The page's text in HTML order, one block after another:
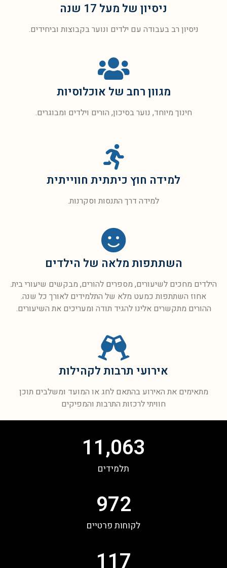
ניסיון של מעל 17 שנה
ניסיון רב בעבודה עם ילדים ונוער בקבוצות וביחידים.
מגוון רחב של אוכלוסיות
חינוך מיוחד, נוער בסיכון, הורים וילדים ומבוגרים.
למידה חוץ כיתתית חווייתית
למידה דרך התנסות וסקרנות.
השתתפות מלאה של הילדים
הילדים מחכים לשיעורים, מספרים להורים, מבקשים שיעורי בית.
אחוז השתתפות כמעט מלא של התלמידים לאורך כל שנה.
ההורים מתקשרים אלינו להגיד תודה ומעריכים את השיעורים.
אירועי תרבות לקהילות
מתאימים את האירוע בהתאם לחג או המועד ומשלבים תוכן
חוויתי לרכזות התרבות והמפיקים
תלמידים
11,063
לקוחות פרטיים
972
117